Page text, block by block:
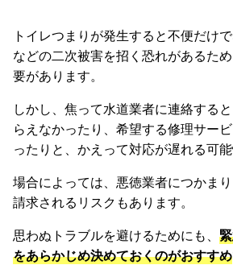
トイレつまりが発生すると不便だけ
などの二次被害を招く恐れがあるた
要があります。
しかし、焦って水道業者に連絡する
らえなかったり、希望する修理サー
ったりと、かえって対応が遅れる可能
場合によっては、悪徳業者につかま
請求されるリスクもあります。
思わぬトラブルを避けるためにも、
をあらかじめ決めておくのがおすすめ